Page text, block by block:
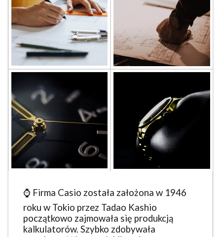
⌚ Firma Casio została założona w 1946
roku w Tokio przez Tadao Kashio
początkowo zajmowała się produkcją
kalkulatorów. Szybko zdobywała